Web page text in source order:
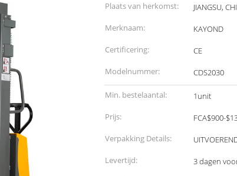
Plaats van herkomst:
JIANGSU,
Merknaam:
KAYOND
Certificering:
CE
Modelnummer:
CDS2030
Min. bestelaantal:
1unit
Prijs:
FCA$900-
Verpakking Details:
Levertijd:
3 dagen